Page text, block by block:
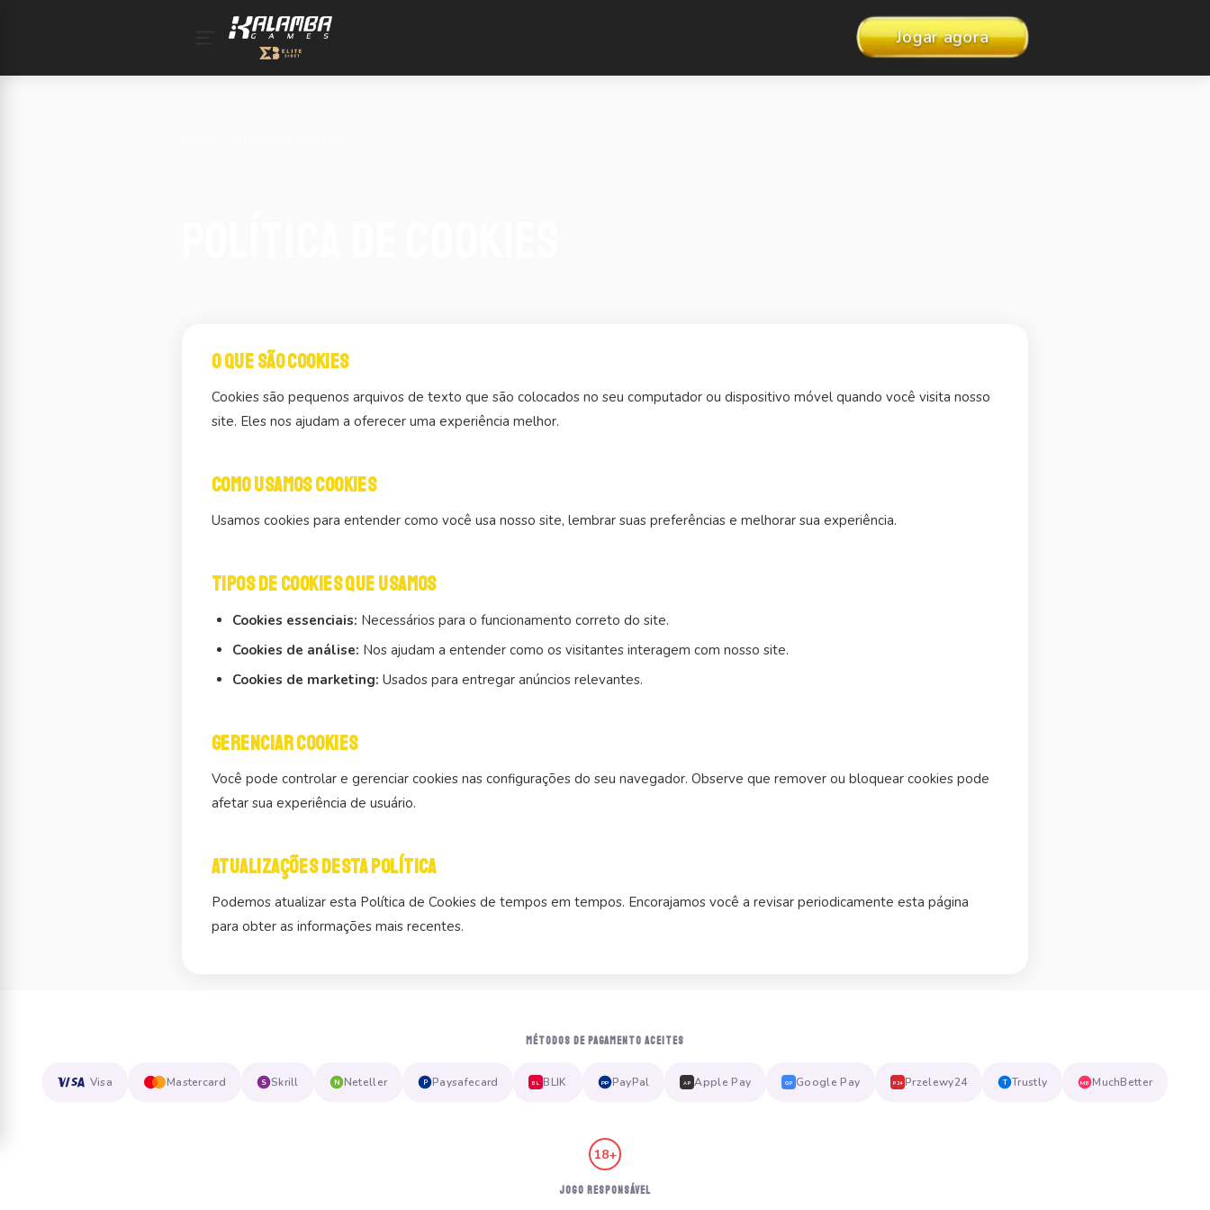
Jogar agora
O que são cookies
Cookies são pequenos arquivos de texto que são colocados no seu computador ou dispositivo móvel quando você visita nosso
site. Eles nos ajudam a oferecer uma experiência melhor.
Como usamos cookies
Usamos cookies para entender como você usa nosso site, lembrar suas preferências e melhorar sua experiência.
Tipos de cookies que usamos
Cookies essenciais: Necessários para o funcionamento correto do site.
Cookies de análise: Nos ajudam a entender como os visitantes interagem com nosso site.
Cookies de marketing: Usados para entregar anúncios relevantes.
Gerenciar cookies
Você pode controlar e gerenciar cookies nas configurações do seu navegador. Observe que remover ou bloquear cookies pode
afetar sua experiência de usuário.
Atualizações desta política
Podemos atualizar esta Política de Cookies de tempos em tempos. Encorajamos você a revisar periodicamente esta página
para obter as informações mais recentes.
MÉTODOS DE PAGAMENTO ACEITES
Visa Mastercard S Skrill N Neteller P Paysafecard BL BLIK PP PayPal AP Apple Pay GP Google Pay P24 Przelewy24 T Trustly MB MuchBetter
18+
JOGO RESPONSÁVEL